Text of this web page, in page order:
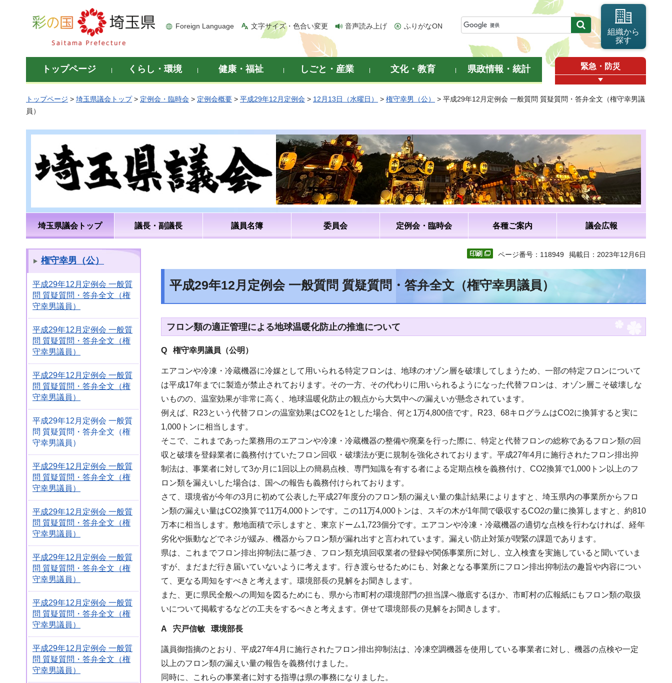
彩の国 埼玉県
Foreign Language 文字サイズ・色合い変更 音声読み上げ ふりがなON
組織から
探す
トップページ くらし・環境 健康・福祉 しごと・産業 文化・教育 県政情報・統計 緊急・防災
トップページ > 埼玉県議会トップ> 定例会・臨時会 > 定例会概要 > 平成29年12月定例会 > 12月13日（水曜日） > 権守幸男（公）
> 平成29年12月定例会 一般質問 質疑質問・答弁全文（権守幸男議
員）
埼玉県議会トップ 議長・副議長 議員名簿 委員会 定例会・臨時会 各種ご案内 議会広報
権守幸男（公）
平成29年12月定例会 一般質
問 質疑質問・答弁全文（権
守幸男議員）
平成29年12月定例会 一般質
問 質疑質問・答弁全文（権
守幸男議員）
平成29年12月定例会 一般質
問 質疑質問・答弁全文（権
守幸男議員）
平成29年12月定例会 一般質
問 質疑質問・答弁全文（権
守幸男議員）
平成29年12月定例会 一般質
問 質疑質問・答弁全文（権
守幸男議員）
平成29年12月定例会 一般質
問 質疑質問・答弁全文（権
守幸男議員）
平成29年12月定例会 一般質
問 質疑質問・答弁全文（権
守幸男議員）
平成29年12月定例会 一般質
問 質疑質問・答弁全文（権
守幸男議員）
平成29年12月定例会 一般質
問 質疑質問・答弁全文（権
守幸男議員）
ページ番号：118949 掲載日：2023年12月6日
平成29年12月定例会 一般質問 質疑質問・答弁全文（権守幸男議員）
フロン類の適正管理による地球温暖化防止の推進について
Q 権守幸男議員（公明）
エアコンや冷凍・冷蔵機器に冷媒として用いられる特定フロンは、地球のオゾン層を破壊してしまうため、一部の特定フロンについて
は平成17年までに製造が禁止されております。その一方、その代わりに用いられるようになった代替フロンは、オゾン層こそ破壊しな
いものの、温室効果が非常に高く、地球温暖化防止の観点から大気中への漏えいが懸念されています。
例えば、R23という代替フロンの温室効果はCO2を1とした場合、何と1万4,800倍です。R23、68キログラムはCO2に換算すると実に
1,000トンに相当します。
そこで、これまであった業務用のエアコンや冷凍・冷蔵機器の整備や廃棄を行った際に、特定と代替フロンの総称であるフロン類の回
収と破壊を登録業者に義務付けていたフロン回収・破壊法が更に規制を強化されております。平成27年4月に施行されたフロン排出抑
制法は、事業者に対して3か月に1回以上の簡易点検、専門知識を有する者による定期点検を義務付け、CO2換算で1,000トン以上のフ
ロン類を漏えいした場合は、国への報告も義務付けられております。
さて、環境省が今年の3月に初めて公表した平成27年度分のフロン類の漏えい量の集計結果によりますと、埼玉県内の事業所からフロ
ン類の漏えい量はCO2換算で11万4,000トンです。この11万4,000トンは、スギの木が1年間で吸収するCO2の量に換算しますと、約810
万本に相当します。敷地面積で示しますと、東京ドーム1,723個分です。エアコンや冷凍・冷蔵機器の適切な点検を行わなければ、経年
劣化や振動などでネジが緩み、機器からフロン類が漏れ出すと言われています。漏えい防止対策が喫緊の課題であります。
県は、これまでフロン排出抑制法に基づき、フロン類充填回収業者の登録や関係事業所に対し、立入検査を実施していると聞いていま
すが、まだまだ行き届いていないように考えます。行き渡らせるためにも、対象となる事業所にフロン排出抑制法の趣旨や内容につい
て、更なる周知をすべきと考えます。環境部長の見解をお聞きします。
また、更に県民全般への周知を図るためにも、県から市町村の環境部門の担当課へ徹底するほか、市町村の広報紙にもフロン類の取扱
いについて掲載するなどの工夫をするべきと考えます。併せて環境部長の見解をお聞きします。
A 宍戸信敏 環境部長
議員御指摘のとおり、平成27年4月に施行されたフロン排出抑制法は、冷凍空調機器を使用している事業者に対し、機器の点検や一定
以上のフロン類の漏えい量の報告を義務付けました。
同時に、これらの事業者に対する指導は県の事務になりました。